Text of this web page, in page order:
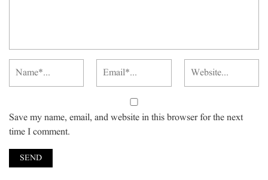
Save my name, email, and website in this browser for the next
time I comment.